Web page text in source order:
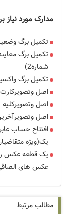
مدارک مورد نیاز
تکمیل برگ
تکمیل برگ
شماره2)
تکمیل برگ
اصل
اصل
اصل
افتتاح حساب
یک(ویژه
عکس های
مطالب مرتبط